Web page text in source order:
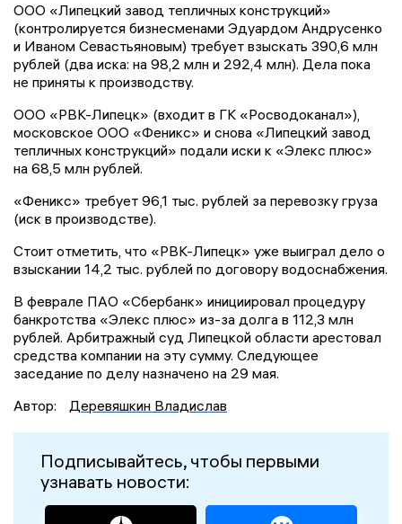
ООО «Липецкий завод тепличных конструкций»
(контролируется бизнесменами Эдуардом Андрусенко
и Иваном Севастьяновым) требует взыскать 390,6 млн
рублей (два иска: на 98,2 млн и 292,4 млн). Дела пока
не приняты к производству.
ООО «РВК-Липецк» (входит в ГК «Росводоканал»),
московское ООО «Феникс» и снова «Липецкий завод
тепличных конструкций» подали иски к «Элекс плюс»
на 68,5 млн рублей.
«Феникс» требует 96,1 тыс. рублей за перевозку груза
(иск в производстве).
Стоит отметить, что «РВК-Липецк» уже выиграл дело о
взыскании 14,2 тыс. рублей по договору водоснабжения.
В феврале ПАО «Сбербанк» инициировал процедуру
банкротства «Элекс плюс» из-за долга в 112,3 млн
рублей. Арбитражный суд Липецкой области арестовал
средства компании на эту сумму. Следующее
заседание по делу назначено на 29 мая.
Автор:
Деревяшкин Владислав
Подписывайтесь, чтобы первыми
узнавать новости: